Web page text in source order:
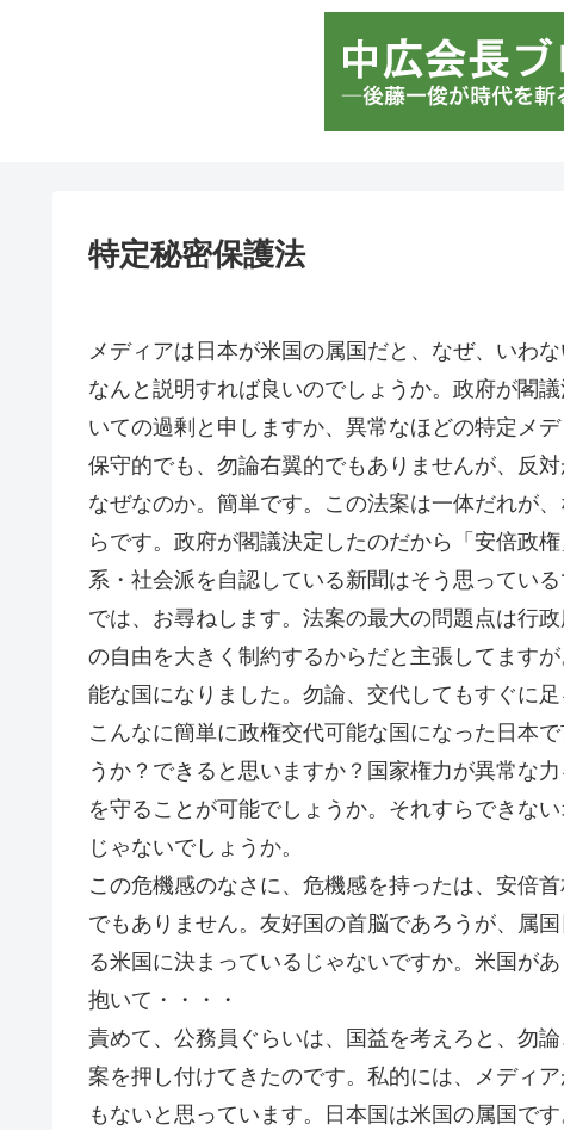
特定秘密保護法
メディアは日本が米国の属国だと、なぜ、いわ
なんと説明すれば良いのでしょうか。政府が閣
いての過剰と申しますか、異常なほどの特定メ
保守的でも、勿論右翼的でもありませんが、反
なぜなのか。簡単です。この法案は一体だれが
らです。政府が閣議決定したのだから「安倍政
系・社会派を自認している新聞はそう思ってい
では、お尋ねします。法案の最大の問題点は行
の自由を大きく制約するからだと主張してます
能な国になりました。勿論、交代してもすぐに
こんなに簡単に政権交代可能な国になった日本
うか？できると思いますか？国家権力が異常な
を守ることが可能でしょうか。それすらできな
じゃないでしょうか。
この危機感のなさに、危機感を持ったは、安倍
でもありません。友好国の首脳であろうが、属
る米国に決まっているじゃないですか。米国が
抱いて・・・・
責めて、公務員ぐらいは、国益を考えろと、勿
案を押し付けてきたのです。私的には、メディ
もないと思っています。日本国は米国の属国で